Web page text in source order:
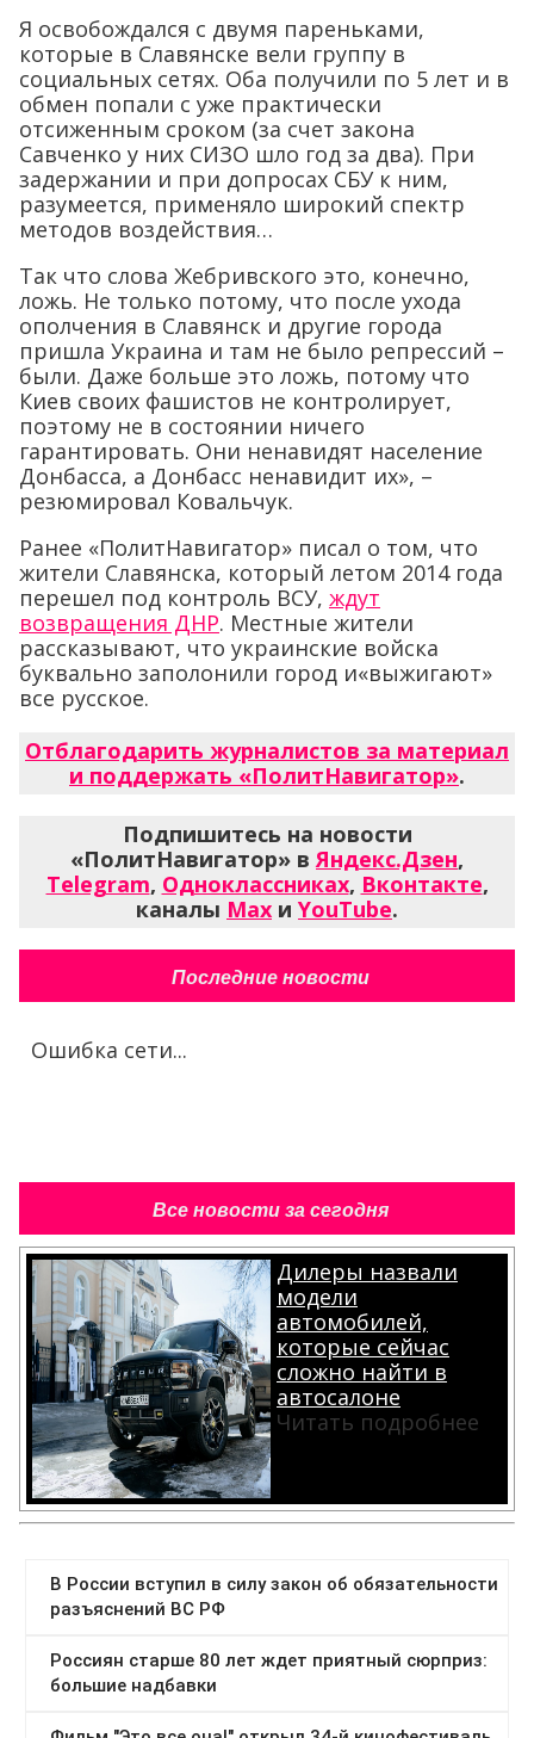
Я освобождался с двумя пареньками,
которые в Славянске вели группу в
социальных сетях. Оба получили по 5 лет и в
обмен попали с уже практически
отсиженным сроком (за счет закона
Савченко у них СИЗО шло год за два). При
задержании и при допросах СБУ к ним,
разумеется, применяло широкий спектр
методов воздействия…
Так что слова Жебривского это, конечно,
ложь. Не только потому, что после ухода
ополчения в Славянск и другие города
пришла Украина и там не было репрессий –
были. Даже больше это ложь, потому что
Киев своих фашистов не контролирует,
поэтому не в состоянии ничего
гарантировать. Они ненавидят население
Донбасса, а Донбасс ненавидит их», –
резюмировал Ковальчук.
Ранее «ПолитНавигатор» писал о том, что
жители Славянска, который летом 2014 года
перешел под контроль ВСУ, ждут
возвращения ДНР. Местные жители
рассказывают, что украинские войска
буквально заполонили город и«выжигают»
все русское.
Отблагодарить журналистов за материал
и поддержать «ПолитНавигатор».
Подпишитесь на новости
«ПолитНавигатор» в Яндекс.Дзен,
Telegram, Одноклассниках, Вконтакте,
каналы Max и YouTube.
Последние новости
Ошибка сети...
Все новости за сегодня
Дилеры назвали
модели
автомобилей,
которые сейчас
сложно найти в
автосалоне
Читать подробнее